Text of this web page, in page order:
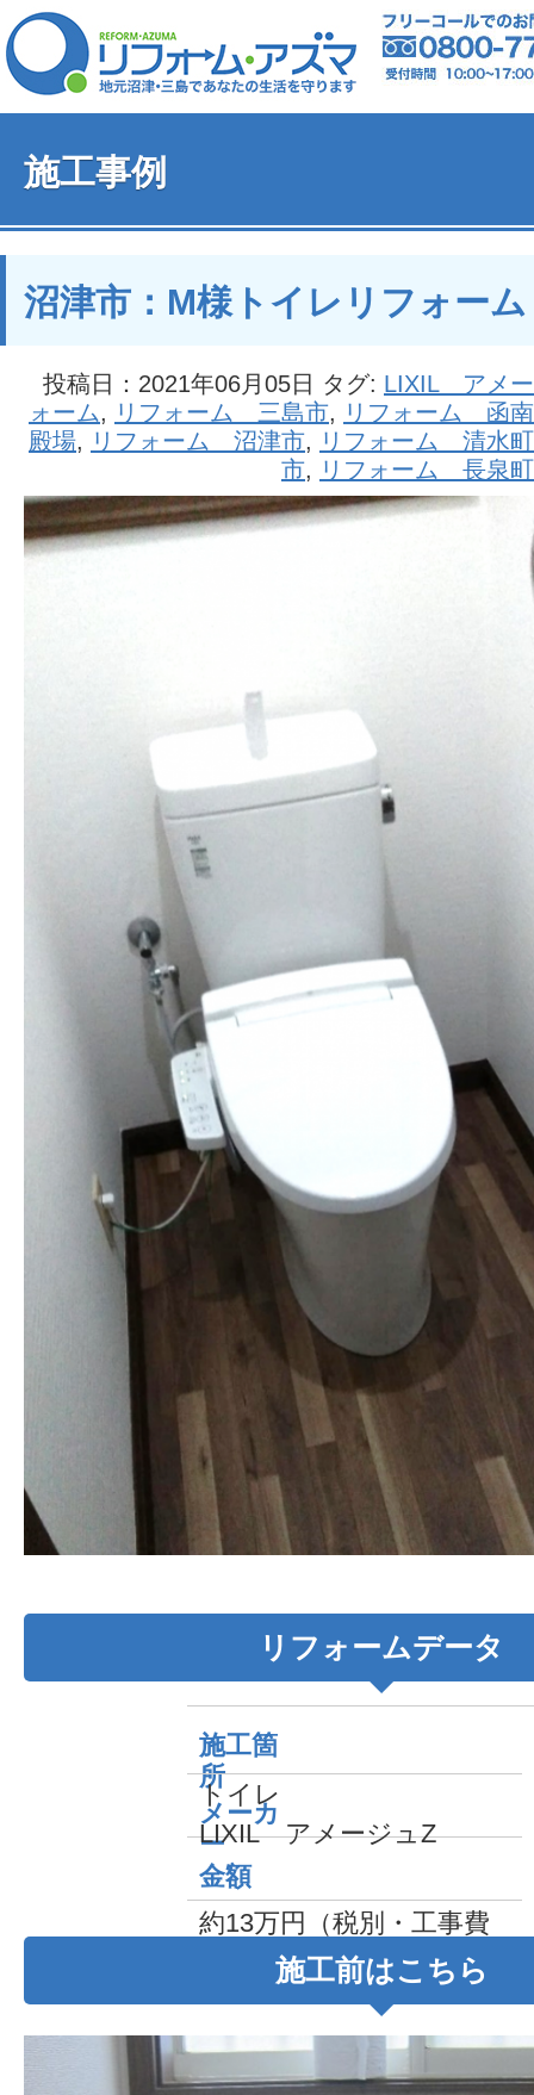
施工事例
沼津市：M様トイレリフォーム
投稿日：2021年06月05日 タグ: LIXIL アメ
ォーム, リフォーム 三島市, リフォーム 函
殿場, リフォーム 沼津市, リフォーム 清水町
市, リフォーム 長泉町
リフォームデータ
施工箇
所
トイレ
メーカ
ー
LIXIL アメージュZ
金額
約13万円（税別・工事費
込み）施工前はこちら